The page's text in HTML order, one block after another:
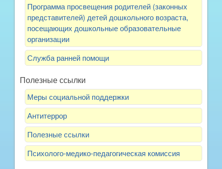
Программа просвещения родителей (законных
представителей) детей дошкольного возраста,
посещающих дошкольные образовательные
организации
Служба ранней помощи
Полезные ссылки
Меры социальной поддержки
Антитеррор
Полезные ссылки
Психолого-медико-педагогическая комиссия